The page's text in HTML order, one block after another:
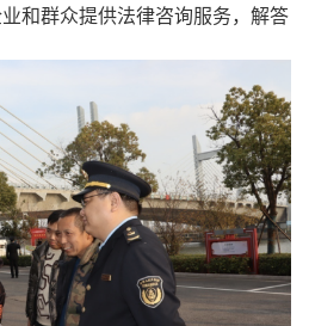
和群众提供法律咨询服务，解答